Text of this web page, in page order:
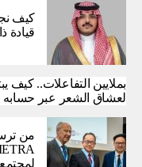
كيف
قيادة
بملايين التفاعلات.. كيف
لعشاق الشعر عبر حسابه
من